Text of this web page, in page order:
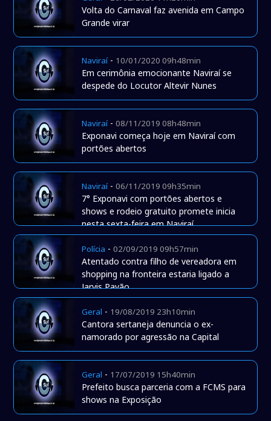
Volta do Carnaval faz avenida em Campo
Grande virar
Naviraí- 10/01/2020 09h48min
Em cerimônia emocionante Naviraí se
despede do Locutor Altevir Nunes
Naviraí-08/11/2019 08h48min
Exponavi começa hoje em Naviraí com
portões abertos
Naviraí-06/11/2019 09h35min
7° Exponavi com portões abertos e
shows e rodeio gratuito promete inicia
nesta sexta-feira em Naviraí.
Polícia -02/09/2019 09h57min
Atentado contra filho de vereadora em
shopping na fronteira estaria ligado a
Jarvis Pavão
Geral - 19/08/2019 23h10min
Cantora sertaneja denuncia o ex-
namorado por agressão na Capital
Geral - 17/07/2019 15h40min
Prefeito busca parceria com a FCMS para
shows na Exposição